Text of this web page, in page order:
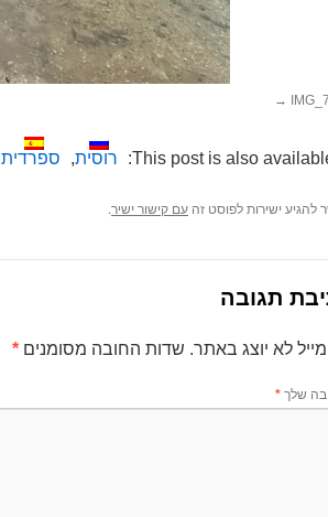
This post is also רוסית ספרדית
להגיע ישירות לפוסט זה עם קישור ישיר.
תגובה
לא יוצג באתר. שדות החובה מסומנים *
שלך *